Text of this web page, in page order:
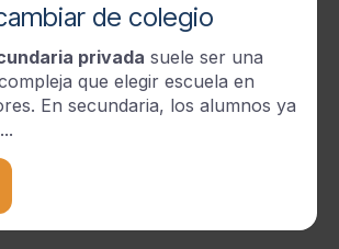
de colegio
privada suele ser una
que elegir escuela en
En secundaria, los alumnos ya